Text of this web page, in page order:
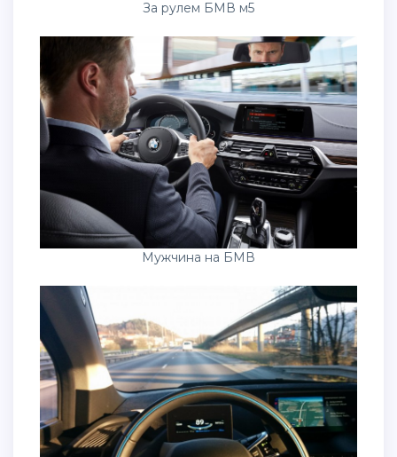
За рулем БМВ м5
Мужчина на БМВ